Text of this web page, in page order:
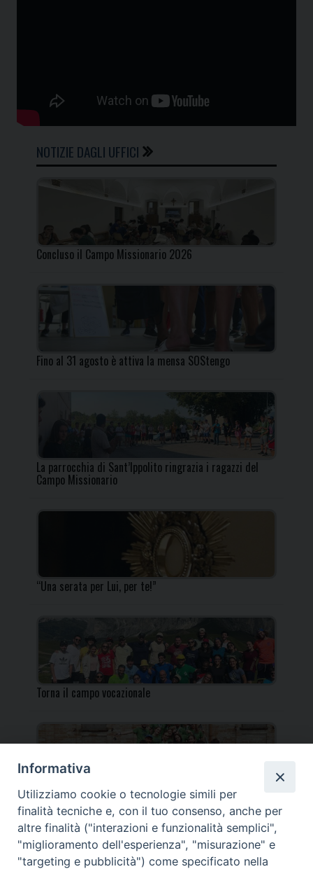
NOTIZIE DAGLI UFFICI
Concluso il Campo Missionario 2026
Fino al 31 agosto è attiva la mensa SOStengo
La parrocchia di Sant’Ippolito ringrazia i ragazzi del
Campo Missionario
“Una serata per Lui, per te!”
Torna il campo vocazionale
Torna il Campo Missionario Diocesano
Informativa
Utilizziamo cookie o tecnologie simili per
finalità tecniche e, con il tuo consenso, anche per
altre finalità ("interazioni e funzionalità semplici",
"miglioramento dell'esperienza", "misurazione" e
"targeting e pubblicità") come specificato nella